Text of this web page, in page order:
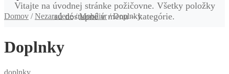
Domov /Nezaradené/Mobiliár/Doplnky
Vitajte na úvodnej stránke požičovne. Všetky položky
sú dostupné v menu – kategórie.
Doplnky
doplnky